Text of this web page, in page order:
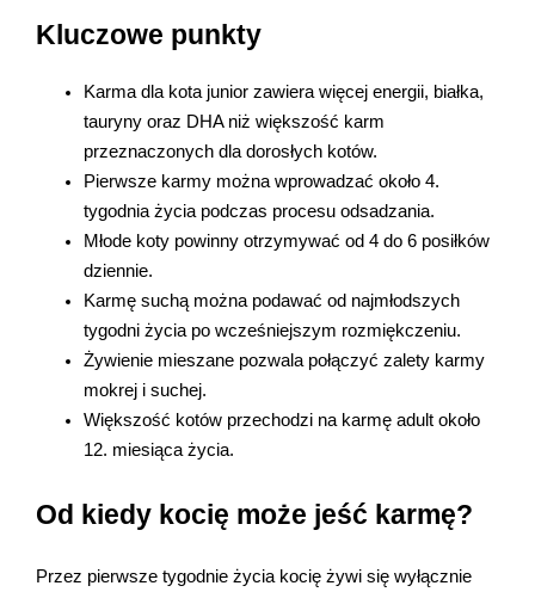
Kluczowe punkty
Karma dla kota junior zawiera więcej energii, białka,
tauryny oraz DHA niż większość karm
przeznaczonych dla dorosłych kotów.
Pierwsze karmy można wprowadzać około 4.
tygodnia życia podczas procesu odsadzania.
Młode koty powinny otrzymywać od 4 do 6 posiłków
dziennie.
Karmę suchą można podawać od najmłodszych
tygodni życia po wcześniejszym rozmiękczeniu.
Żywienie mieszane pozwala połączyć zalety karmy
mokrej i suchej.
Większość kotów przechodzi na karmę adult około
12. miesiąca życia.
Od kiedy kocię może jeść karmę?
Przez pierwsze tygodnie życia kocię żywi się wyłącznie